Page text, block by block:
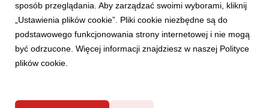
sposób przeglądania. Aby zarządzać swoimi wyborami, kliknij
„Ustawienia plików cookie”. Pliki cookie niezbędne są do
podstawowego funkcjonowania strony internetowej i nie mogą
być odrzucone. Więcej informacji znajdziesz w naszej Polityce
plików cookie.